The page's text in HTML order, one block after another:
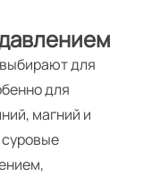
для
для
магний и